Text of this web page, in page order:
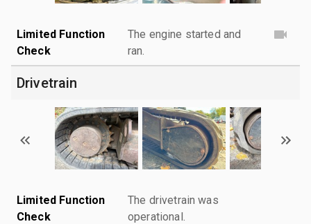
Limited Function
Check
The engine started and
ran.
Drivetrain
Limited Function
Check
The drivetrain was
operational.